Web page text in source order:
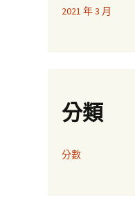
2021 年 3 月
分類
分數